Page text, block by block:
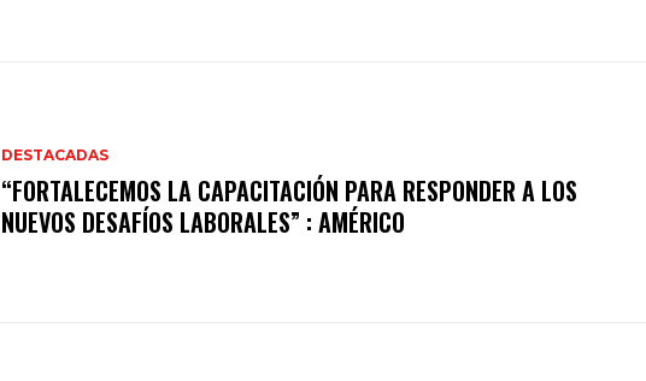
DESTACADAS
“FORTALECEMOS LA CAPACITACIÓN PARA RESPONDER A LOS
NUEVOS DESAFÍOS LABORALES” : AMÉRICO